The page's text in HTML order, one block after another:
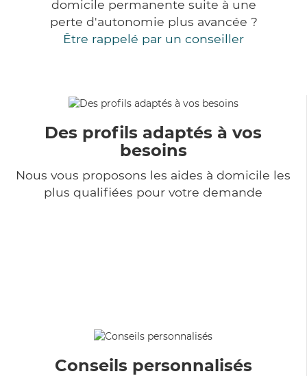
domicile permanente suite à une
perte d'autonomie plus avancée ?
Être rappelé par un conseiller
Des profils adaptés à vos
besoins
Nous vous proposons les aides à domicile les
plus qualifiées pour votre demande
Conseils personnalisés